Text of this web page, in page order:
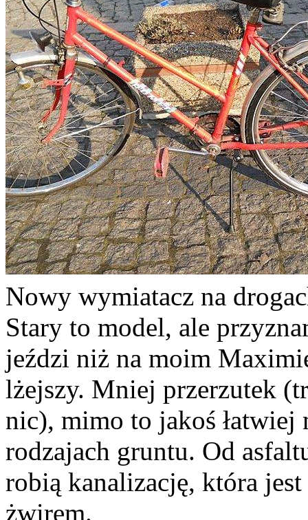
Nowy wymiatacz na
Stary to model, ale
jeździ niż na moim
lżejszy. Mniej przerzutek
nic), mimo to jakoś łatwiej
rodzajach gruntu. Od
robią kanalizację, która
żwirem.